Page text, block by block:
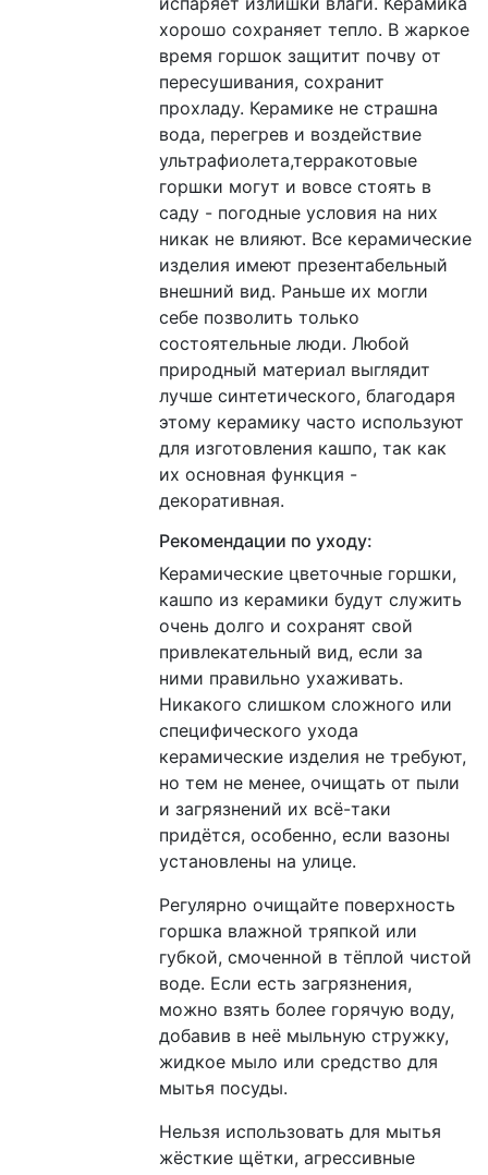
хорошо сохраняет тепло. В жаркое
время горшок защитит почву от
пересушивания, сохранит
прохладу. Керамике не страшна
вода, перегрев и воздействие
ультрафиолета,терракотовые
горшки могут и вовсе стоять в
саду - погодные условия на них
никак не влияют. Все керамические
изделия имеют презентабельный
внешний вид. Раньше их могли
себе позволить только
состоятельные люди. Любой
природный материал выглядит
лучше синтетического, благодаря
этому керамику часто используют
для изготовления кашпо, так как
их основная функция -
декоративная.
Рекомендации по уходу:
Керамические цветочные горшки,
кашпо из керамики будут служить
очень долго и сохранят свой
привлекательный вид, если за
ними правильно ухаживать.
Никакого слишком сложного или
специфического ухода
керамические изделия не требуют,
но тем не менее, очищать от пыли
и загрязнений их всё-таки
придётся, особенно, если вазоны
установлены на улице.
Регулярно очищайте поверхность
горшка влажной тряпкой или
губкой, смоченной в тёплой чистой
воде. Если есть загрязнения,
можно взять более горячую воду,
добавив в неё мыльную стружку,
жидкое мыло или средство для
мытья посуды.
Нельзя использовать для мытья
жёсткие щётки, агрессивные